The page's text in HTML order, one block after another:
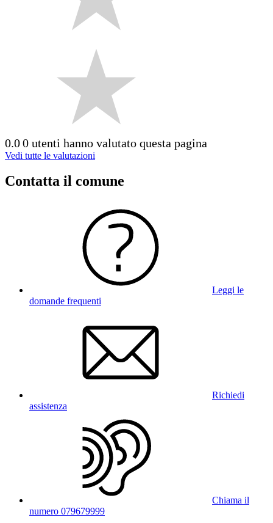
0.00 utenti hanno valutato questa pagina
Vedi tutte le valutazioni
Contatta il comune
Leggi le
domande frequenti
Richiedi
assistenza
Chiama il
numero 079679999